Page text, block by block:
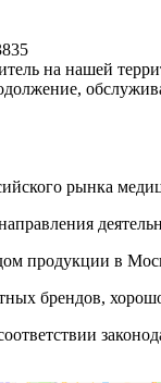
на нашей
рынка
продукции в
брендов,